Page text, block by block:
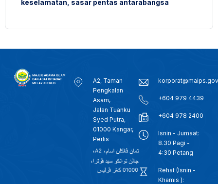
keselamatan, sasar pentas antarabangsa
A2, Taman
Pengkalan
Asam,
Jalan Tuanku
Syed Putra,
01000 Kangar,
Perlis
+604 979 4439
+604 978 2400
Isnin - Jumaat:
8.30 Pagi -
4:30 Petang
Rehat (Isnin -
Khamis ):